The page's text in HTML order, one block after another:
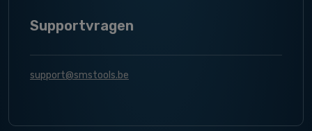
Supportvragen
support@smstools.be